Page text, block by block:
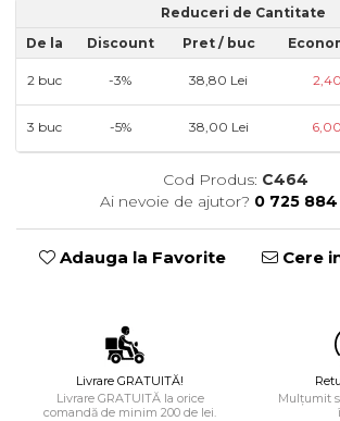
Reduceri de Cantitate
De la
Discount Pret / buc
2 buc -3% 38,80 Lei
3 buc -5% 38,00 Lei
Cod Produs: C464
Ai nevoie de ajutor? 0 725 884
Adauga la Favorite Cere
Livrare GRATUITĂ!
Livrare GRATUITĂ la orice
comandă de minim 200 de lei.
Mulțumit